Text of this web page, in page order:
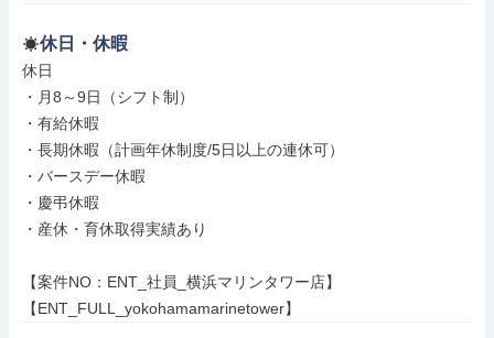
休日・休暇
休日
・月8～9日（シフト制）
・有給休暇
・長期休暇（計画年休制度/5日以上の連休可）
・バースデー休暇
・慶弔休暇
・産休・育休取得実績あり
【案件NO：ENT_社員_横浜マリンタワー店】
【ENT_FULL_yokohamamarinetower】